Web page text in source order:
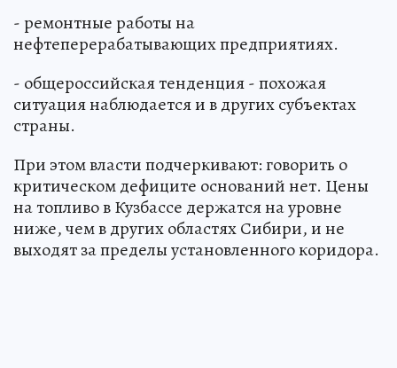
- ремонтные работы на
нефтеперерабатывающих предприятиях.
- общероссийская тенденция - похожая
ситуация наблюдается и в других субъектах
страны.
При этом власти подчеркивают: говорить о
критическом дефиците оснований нет. Цены
на топливо в Кузбассе держатся на уровне
ниже, чем в других областях Сибири, и не
выходят за пределы установленного коридора.